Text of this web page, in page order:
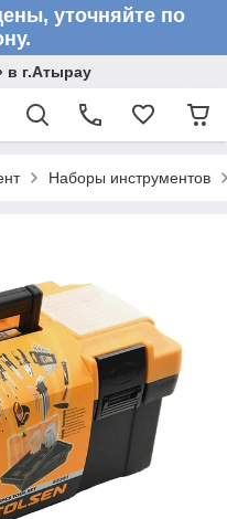
уточняйте по
в г.Атырау
Наборы инструментов